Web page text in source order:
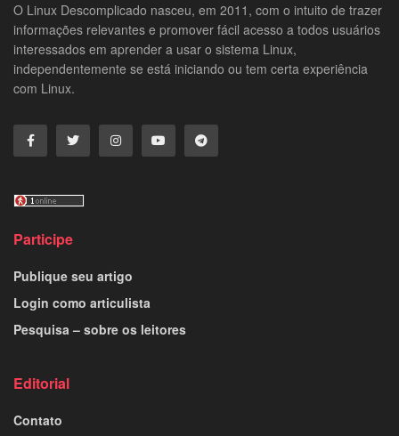
O Linux Descomplicado nasceu, em 2011, com o intuito de trazer
informações relevantes e promover fácil acesso a todos usuários
interessados em aprender a usar o sistema Linux,
independentemente se está iniciando ou tem certa experiência
com Linux.
Participe
Publique seu artigo
Login como articulista
Pesquisa – sobre os leitores
Editorial
Contato